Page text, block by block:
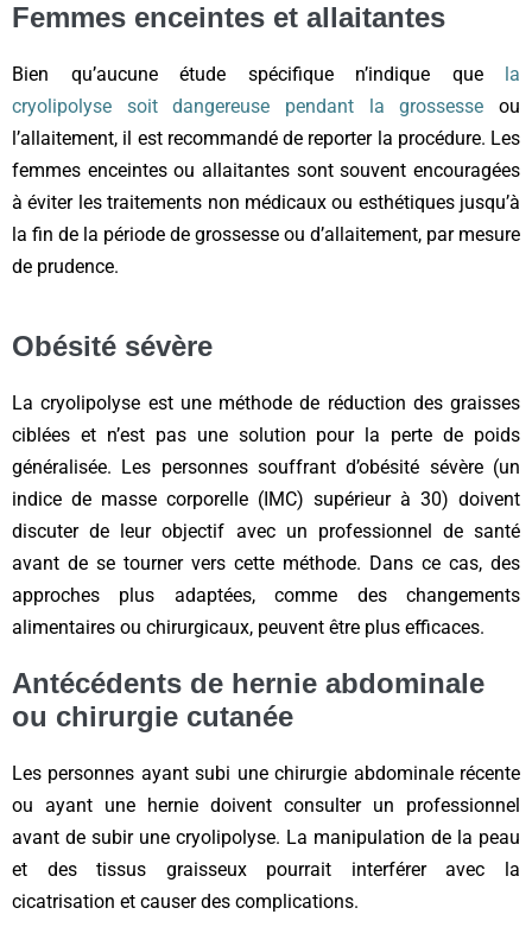
Femmes enceintes et allaitantes
Bien qu’aucune étude spécifique n’indique que
la
cryolipolyse soit dangereuse pendant la grossesse ou
l’allaitement, il est recommandé de reporter la procédure. Les
femmes enceintes ou allaitantes sont souvent encouragées
à éviter les traitements non médicaux ou esthétiques jusqu’à
la fin de la période de grossesse ou d’allaitement, par mesure
de prudence.
Obésité sévère
La cryolipolyse est une méthode de réduction des graisses
ciblées et n’est pas une solution pour la perte de poids
généralisée. Les personnes souffrant d’obésité sévère (un
indice de masse corporelle (IMC) supérieur à 30) doivent
discuter de leur objectif avec un professionnel de santé
avant de se tourner vers cette méthode. Dans ce cas, des
approches plus adaptées, comme des changements
alimentaires ou chirurgicaux, peuvent être plus efficaces.
Antécédents de hernie abdominale
ou chirurgie cutanée
Les personnes ayant subi une chirurgie abdominale récente
ou ayant une hernie doivent consulter un professionnel
avant de subir une cryolipolyse. La manipulation de la peau
et des tissus graisseux pourrait interférer avec la
cicatrisation et causer des complications.